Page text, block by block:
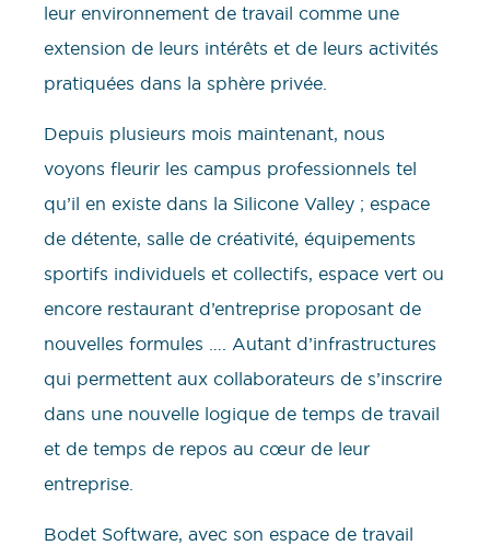
leur environnement de travail comme une
extension de leurs intérêts et de leurs activités
pratiquées dans la sphère privée.
Depuis plusieurs mois maintenant, nous
voyons fleurir les campus professionnels tel
qu’il en existe dans la Silicone Valley ; espace
de détente, salle de créativité, équipements
sportifs individuels et collectifs, espace vert ou
encore restaurant d’entreprise proposant de
nouvelles formules …. Autant d’infrastructures
qui permettent aux collaborateurs de s’inscrire
dans une nouvelle logique de temps de travail
et de temps de repos au cœur de leur
entreprise.
Bodet Software, avec son espace de travail